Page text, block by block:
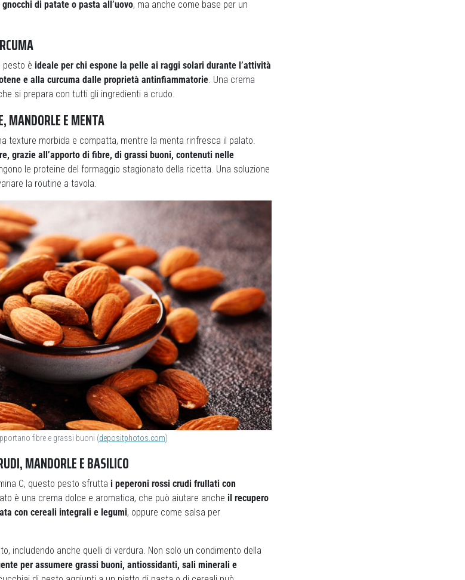
gnocchi di patate o pasta all’uovo, ma anche come base per un
pesto è ideale per chi espone la pelle ai raggi solari durante l’attività
e alla curcuma dalle proprietà antinfiammatorie. Una crema
si prepara con tutti gli ingredienti a crudo.
MANDORLE E MENTA
texture morbida e compatta, mentre la menta rinfresca il palato.
grazie all’apporto di fibre, di grassi buoni, contenuti nelle
le proteine del formaggio stagionato della ricetta. Una soluzione
la routine a tavola.
fibre e grassi buoni (depositphotos.com)
MANDORLE E BASILICO
C, questo pesto sfrutta i peperoni rossi crudi frullati con
è una crema dolce e aromatica, che può aiutare anche il recupero
con cereali integrali e legumi, oppure come salsa per
includendo anche quelli di verdura. Non solo un condimento della
per assumere grassi buoni, antiossidanti, sali minerali e